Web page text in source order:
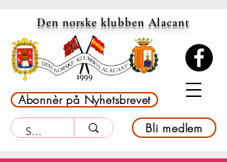
Den norske klubben Alacant
Abonnèr på Nyhetsbrevet
Bli medlem